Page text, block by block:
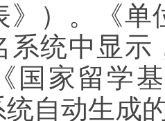
》）。《单
系统中显示
国家留学
自动生成